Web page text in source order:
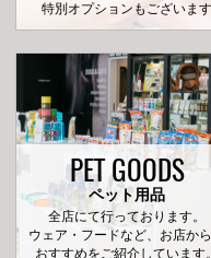
特別オプションもございます
PET GOODS
ペット用品
全店にて行っております。
ウェア・フードなど、お店か
おすすめをご紹介しています